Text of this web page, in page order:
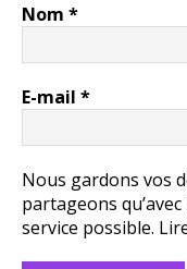
Nom *
E-mail *
Nous gardons vos
partageons
service possible.